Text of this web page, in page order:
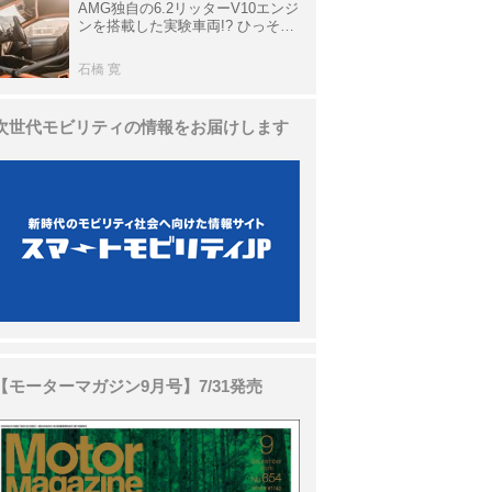
AMG独自の6.2リッターV10エンジ
ンを搭載した実験車両!? ひっそり
P900 プロトタイプ」とは
石橋 寛
世代モビリティの情報をお届けします
モーターマガジン9月号】7/31発売